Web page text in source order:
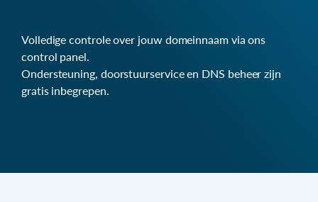
Volledige controle over jouw domeinnaam via ons
control panel.
Ondersteuning, doorstuurservice en DNS beheer zijn
gratis inbegrepen.